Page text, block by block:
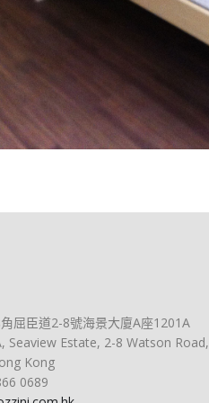
屈臣道2-8號海景大廈A座1201A
Seaview Estate, 2-8 Watson Road,
Kong
0689